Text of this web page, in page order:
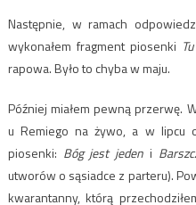
Następnie, w ramach
wykonałem fragment piosenki
rapowa. Było to chyba w maju.
Później miałem pewną przerwę.
u Remiego na żywo, a w lipcu
piosenki: Bóg jest jeden i
utworów o sąsiadce z parteru).
kwarantanny, którą